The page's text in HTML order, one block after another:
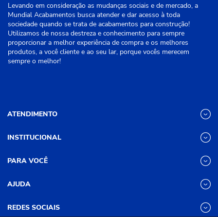
Levando em consideração as mudanças sociais e de mercado, a
Mundial Acabamentos busca atender e dar acesso à toda
sociedade quando se trata de acabamentos para construção!
Utilizamos de nossa destreza e conhecimento para sempre
proporcionar a melhor experiência de compra e os melhores
produtos, a você cliente e ao seu lar, porque vocês merecem
sempre o melhor!
ATENDIMENTO
Segunda a Sexta das 8h às 17h30
Sábado das 8h às 12h
(31) 3611-8200 Loja Física
INSTITUCIONAL
Nossas Lojas
Programa de
Relacionamento
Trabalhe Conosco
PARA VOCÊ
Minha conta
Revistas
AJUDA
Dúvidas
REDES SOCIAIS